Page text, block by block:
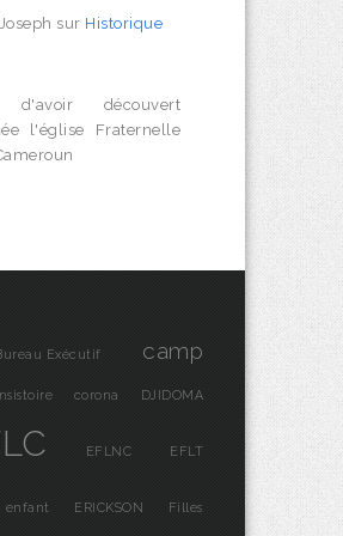
sur Historique
d'avoir découvert
l'église Fraternelle
Exécutif
camp
corona DJIDOMA
EFLNC EFLT
enfant ERICKSON Filles